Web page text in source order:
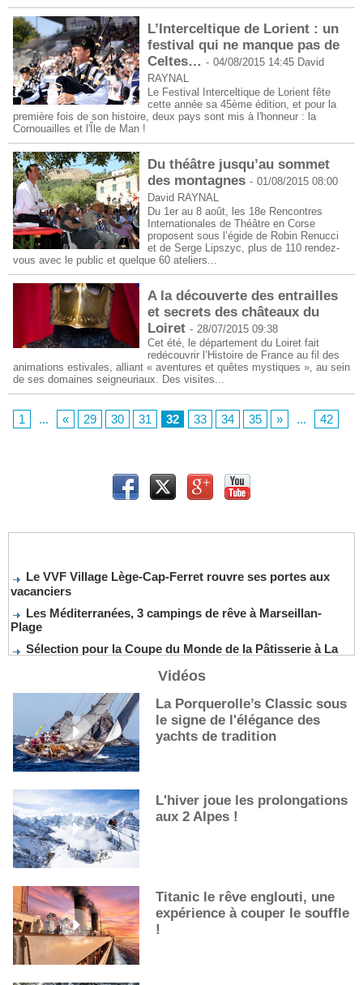
L’Interceltique de Lorient : un
festival qui ne manque pas de
Celtes… - 04/08/2015 14:45 David
RAYNAL
Le Festival Interceltique de Lorient fête
cette année sa 45ème édition, et pour la
première fois de son histoire, deux pays sont mis à l'honneur : la
Cornouailles et l'Île de Man !
Du théâtre jusqu’au sommet
des montagnes - 01/08/2015 08:00
David RAYNAL
Du 1er au 8 août, les 18e Rencontres
Internationales de Théâtre en Corse
proposent sous l’égide de Robin Renucci
et de Serge Lipszyc, plus de 110 rendez-
vous avec le public et quelque 60 ateliers...
A la découverte des entrailles
et secrets des châteaux du
Loiret - 28/07/2015 09:38
Cet été, le département du Loiret fait
redécouvrir l’Histoire de France au fil des
animations estivales, alliant « aventures et quêtes mystiques », au sein
de ses domaines seigneuriaux. Des visites...
1 ... « 29 30 31 32 33 34 35 » ... 42
Le VVF Village Lège-Cap-Ferret rouvre ses portes aux
vacanciers
Les Méditerranées, 3 campings de rêve à Marseillan-
Plage
Sélection pour la Coupe du Monde de la Pâtisserie à La
Nouvelle-Orléans
De nouveaux cocktails, stars de l’été
Les cocktails, stars de l’été
La première sélection des grappes du Guide Michelin
Vidéos
La Porquerolle’s Classic sous
le signe de l'élégance des
yachts de tradition
L'hiver joue les prolongations
aux 2 Alpes !
Titanic le rêve englouti, une
expérience à couper le souffle
!